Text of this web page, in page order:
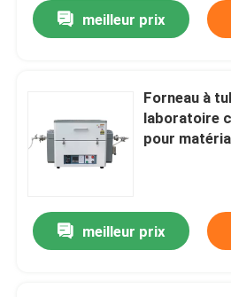
Chauffage à haute
Fours industriels à chambre
Forneau à atmosphère
meilleur prix
Forneau à
laboratoire
pour
meilleur prix